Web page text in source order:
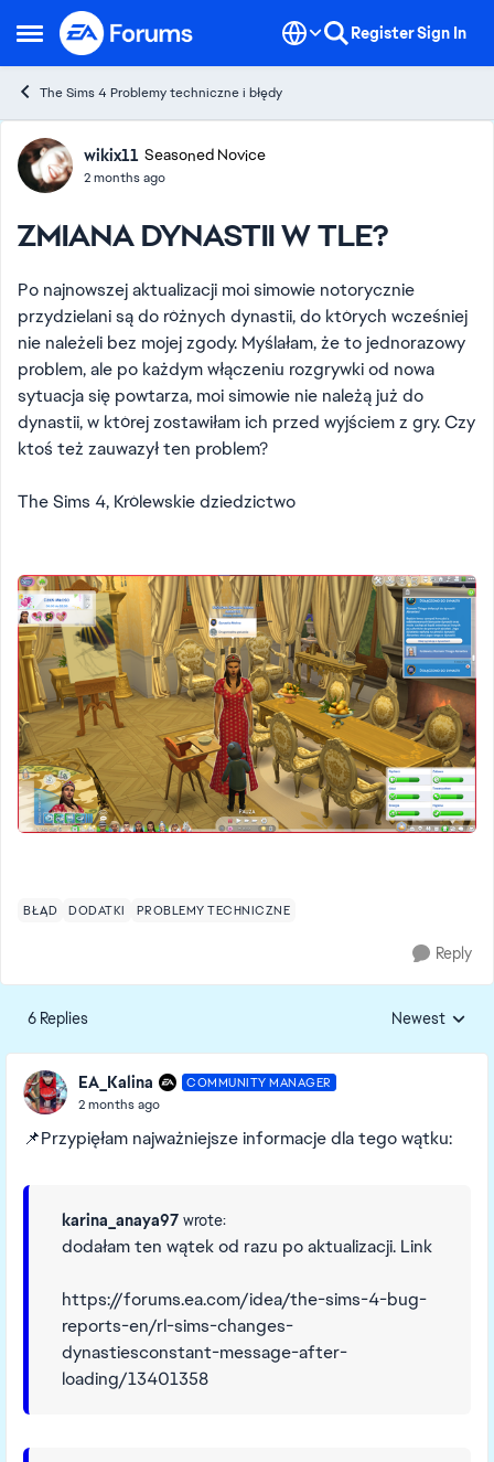
Open Side Menu
Skip to content RegisterSign In
The Sims 4 Problemy techniczne i błędy
Forum Discussion
wikix11 Seasoned Novice
2 months ago
ZMIANA DYNASTII W TLE?
Po najnowszej aktualizacji moi simowie notorycznie
przydzielani są do różnych dynastii, do których wcześniej
nie należeli bez mojej zgody. Myślałam, że to jednorazowy
problem, ale po każdym włączeniu rozgrywki od nowa
sytuacja się powtarza, moi simowie nie należą już do
dynastii, w której zostawiłam ich przed wyjściem z gry. Czy
ktoś też zauwazył ten problem?
The Sims 4, Królewskie dziedzictwo
BŁĄD DODATKI PROBLEMY TECHNICZNE
Reply
6 Replies Replies sorted
Newest
EA_Kalina COMMUNITY MANAGER
2 months ago
📌Przypięłam najważniejsze informacje dla tego wątku:
karina_anaya97 wrote:
dodałam ten wątek od razu po aktualizacji. Link
https://forums.ea.com/idea/the-sims-4-bug-
reports-en/rl-sims-changes-
dynastiesconstant-message-after-
loading/13401358